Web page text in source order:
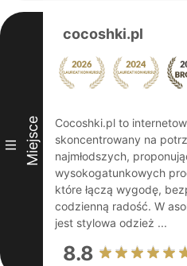
III Miejsce
cocoshki.pl
Cocoshki.pl to
skoncentrowany na
najmłodszych,
wysokogatunkowych
które łączą wygodę,
codzienną radość. W
jest stylowa odzież ...
8.8